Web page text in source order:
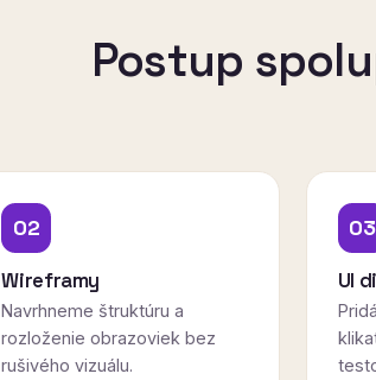
Postup
02
Wireframy
Navrhneme štruktúru a
rozloženie obrazoviek bez
rušivého vizuálu.
03
UI